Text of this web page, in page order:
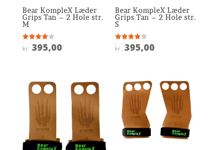
Bear KompleX Læder
Grips Tan – 2 Hole str.
M
Vurderet
4
kr. 395,00
Bear KompleX Læder
Grips Tan – 2 Hole str.
S
Vurderet
3.9
kr. 395,00